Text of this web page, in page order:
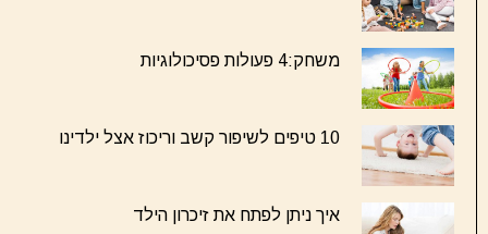
משחק:4 פעולות פסיכולוגיות
10 טיפים לשיפור קשב וריכוז אצל ילדינו
איך ניתן לפתח את זיכרון הילד